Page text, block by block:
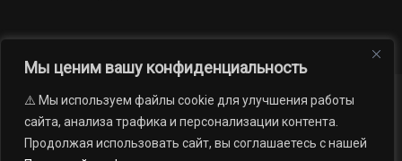
Мы ценим вашу конфиденциальность
⚠️ Мы используем файлы cookie для улучшения работы
сайта, анализа трафика и персонализации контента.
Продолжая использовать сайт, вы соглашаетесь с нашей
Новости Наши проекты
Официально
АРХИВ
16+